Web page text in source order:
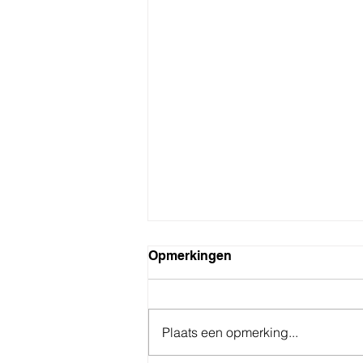
Opmerkingen
Plaats een opmerking...